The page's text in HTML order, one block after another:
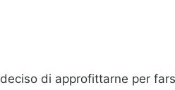
di approfittarne per